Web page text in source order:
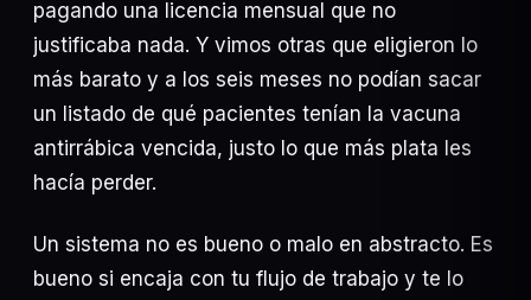
pagando una licencia mensual que no
justificaba nada. Y vimos otras que eligieron lo
más barato y a los seis meses no podían sacar
un listado de qué pacientes tenían la vacuna
antirrábica vencida, justo lo que más plata les
hacía perder.
Un sistema no es bueno o malo en abstracto. Es
bueno si encaja con tu flujo de trabajo y te lo
WHATSAPP DIRECTO
INFO@OLPAGROUP.COM